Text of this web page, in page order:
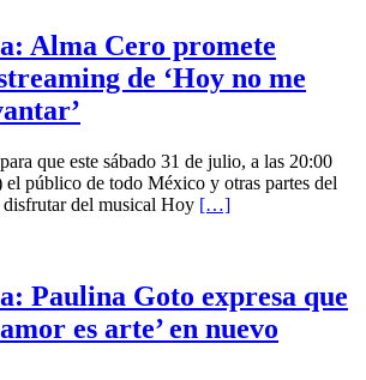
Alma Cero promete
de ‘Hoy no me
que este sábado 31 de julio, a las 20:00
público de todo México y otras partes del
del musical Hoy […]
Paulina Goto expresa que
es arte’ en nuevo